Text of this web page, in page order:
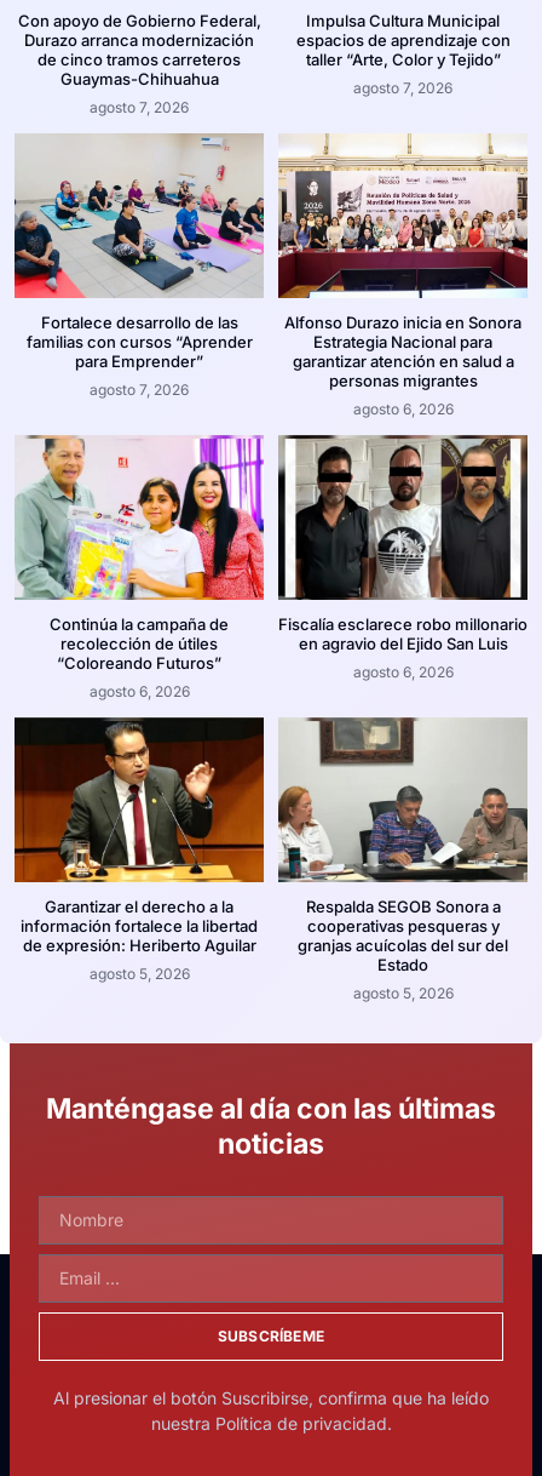
Con apoyo de Gobierno Federal,
Durazo arranca modernización
de cinco tramos carreteros
Guaymas-Chihuahua
agosto 7, 2026
Impulsa Cultura Municipal
espacios de aprendizaje con
taller “Arte, Color y Tejido”
agosto 7, 2026
Fortalece desarrollo de las
familias con cursos “Aprender
para Emprender”
agosto 7, 2026
Alfonso Durazo inicia en Sonora
Estrategia Nacional para
garantizar atención en salud a
personas migrantes
agosto 6, 2026
Continúa la campaña de
recolección de útiles
“Coloreando Futuros”
agosto 6, 2026
Fiscalía esclarece robo millonario
en agravio del Ejido San Luis
agosto 6, 2026
Garantizar el derecho a la
información fortalece la libertad
de expresión: Heriberto Aguilar
agosto 5, 2026
Respalda SEGOB Sonora a
cooperativas pesqueras y
granjas acuícolas del sur del
Estado
agosto 5, 2026
Manténgase al día con las últimas
noticias
SUBSCRÍBEME
Al presionar el botón Suscribirse, confirma que ha leído
nuestra Política de privacidad.